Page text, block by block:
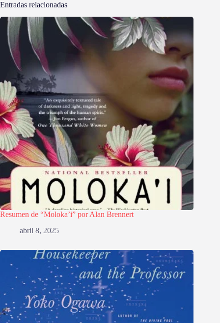
Entradas relacionadas
Resumen de “Moloka’i” por Alan Brennert
abril 8, 2025